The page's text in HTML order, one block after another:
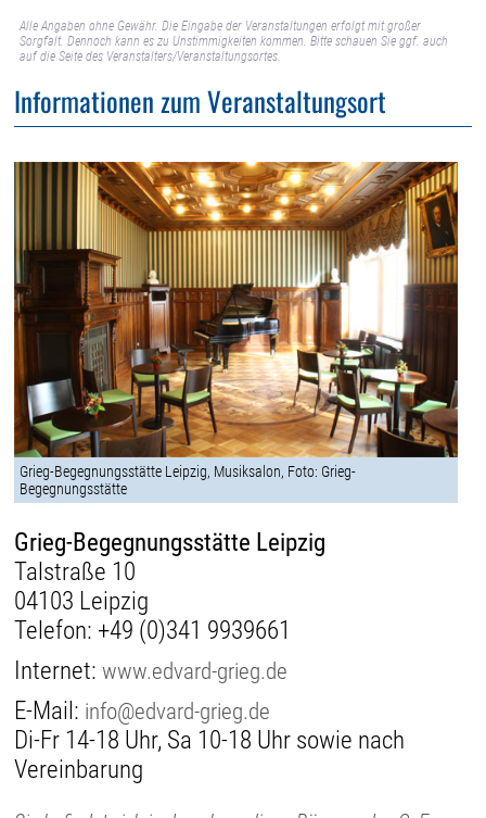
Alle Angaben ohne Gewähr. Die Eingabe der Veranstaltungen erfolgt mit großer
Sorgfalt. Dennoch kann es zu Unstimmigkeiten kommen. Bitte schauen Sie ggf. auch
auf die Seite des Veranstalters/Veranstaltungsortes.
Informationen zum Veranstaltungsort
Grieg-Begegnungsstätte Leipzig, Musiksalon, Foto: Grieg-
Begegnungsstätte
Grieg-Begegnungsstätte Leipzig
Talstraße 10
04103 Leipzig
Telefon: +49 (0)341 9939661
Internet:www.edvard-grieg.de
E-Mail: info@edvard-grieg.de
Di-Fr 14-18 Uhr, Sa 10-18 Uhr sowie nach
Vereinbarung